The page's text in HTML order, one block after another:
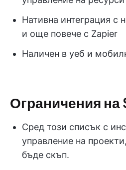
Нативна интеграция с
и още повече с Zapier
Наличен в уеб и
Ограничения на
Сред този списък с
управление на
бъде скъп.